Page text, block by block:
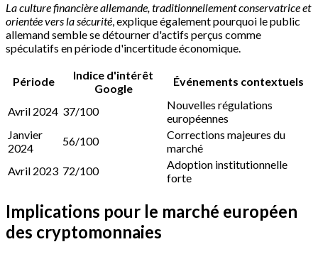
La culture financière allemande, traditionnellement conservatrice et
orientée vers la sécurité, explique également pourquoi le public
allemand semble se détourner d'actifs perçus comme
spéculatifs en période d'incertitude économique.
Période
Indice d'intérêt
Google
Événements contextuels
Avril 2024 37/100
Nouvelles régulations
européennes
Janvier
2024
56/100
Corrections majeures du
marché
Avril 2023 72/100
Adoption institutionnelle
forte
Implications pour le marché européen
des cryptomonnaies